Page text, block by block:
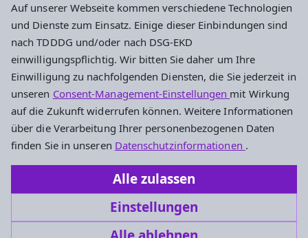
Auf unserer Webseite kommen verschiedene Technologien
und Dienste zum Einsatz. Einige dieser Einbindungen sind
nach TDDDG und/oder nach DSG-EKD
einwilligungspflichtig. Wir bitten Sie daher um Ihre
Einwilligung zu nachfolgenden Diensten, die Sie jederzeit in
unseren Consent-Management-Einstellungen mit Wirkung
auf die Zukunft widerrufen können. Weitere Informationen
über die Verarbeitung Ihrer personenbezogenen Daten
finden Sie in unseren Datenschutzinformationen .
Alle zulassen
Einstellungen
Kontakt
Alter Dom St. Johannis Mainz - Ev. Dekanat Mainz
Kaiserstr. 37
55116 Mainz
alterdommainz@ekhn.de